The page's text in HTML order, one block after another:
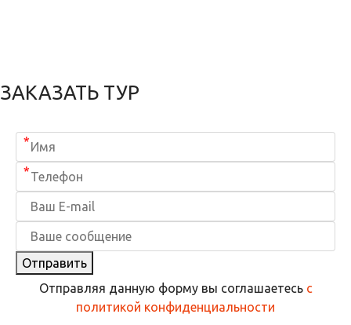
ЗАКАЗАТЬ ТУР
*
*
Отправить
Отправляя данную форму вы соглашаетесь с
политикой конфиденциальности